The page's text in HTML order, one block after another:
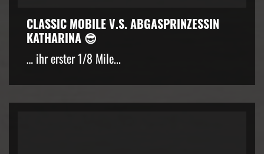
CLASSIC MOBILE V.S. ABGASPRINZESSIN
KATHARINA 😎
… ihr erster 1/8 Mile...